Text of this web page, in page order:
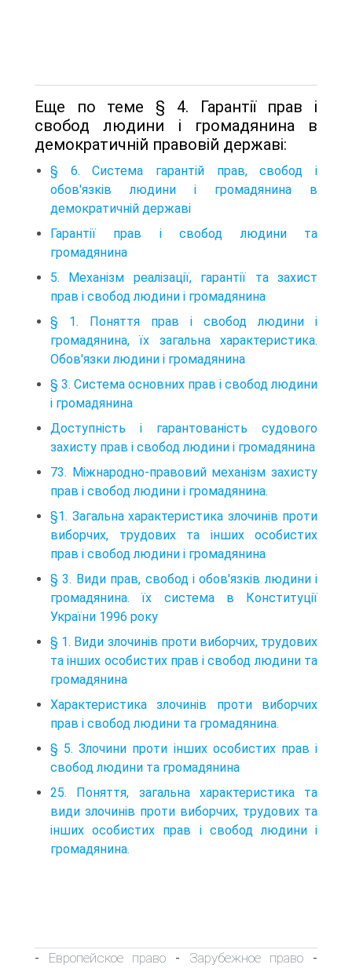
Еще по теме § 4. Гарантії прав і
свобод людини і громадянина в
демократичній правовій державі:
§ 6. Система гарантій прав, свобод і
обов'язків людини і громадянина в
демократичній державі
Гарантії прав і свобод людини та
громадянина
5. Механізм реалізації, гарантії та захист
прав і свобод людини і громадянина
§ 1. Поняття прав і свобод людини і
громадянина, їх загальна характеристика.
Обов'язки людини і громадянина
§ 3. Система основних прав і свобод людини
і громадянина
Доступність і гарантованість судового
захисту прав і свобод людини і громадянина
73. Міжнародно-правовий механізм захисту
прав і свобод людини і громадянина.
§1. Загальна характеристика злочинів проти
виборчих, трудових та інших особистих
прав і свобод людини і громадянина
§ 3. Види прав, свобод і обов'язків людини і
громадянина. їх система в Конституції
України 1996 року
§ 1. Види злочинів проти виборчих, трудових
та інших особистих прав і свобод людини та
громадянина
Характеристика злочинів проти виборчих
прав і свобод людини та громадянина.
§ 5. Злочини проти інших особистих прав і
свобод людини та громадянина
25. Поняття, загальна характеристика та
види злочинів проти виборчих, трудових та
інших особистих прав і свобод людини і
громадянина.
- Европейское право - Зарубежное право -